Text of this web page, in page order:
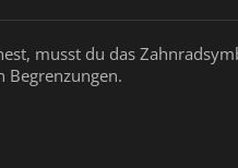
musst du das
Begrenzungen.